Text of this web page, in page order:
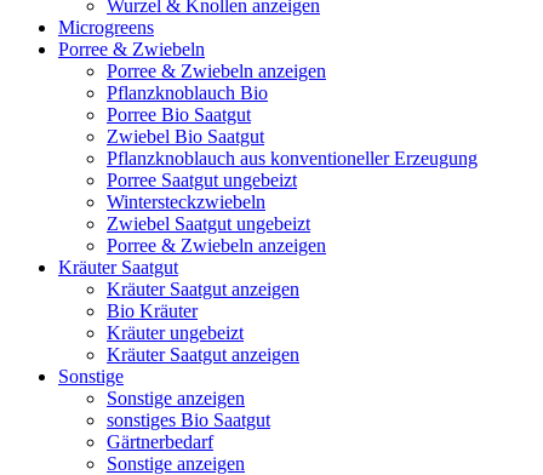
Wurzel & Knollen anzeigen
Microgreens
Porree & Zwiebeln
Porree & Zwiebeln anzeigen
Pflanzknoblauch Bio
Porree Bio Saatgut
Zwiebel Bio Saatgut
Pflanzknoblauch aus konventioneller Erzeugung
Porree Saatgut ungebeizt
Wintersteckzwiebeln
Zwiebel Saatgut ungebeizt
Porree & Zwiebeln anzeigen
Kräuter Saatgut
Kräuter Saatgut anzeigen
Bio Kräuter
Kräuter ungebeizt
Kräuter Saatgut anzeigen
Sonstige
Sonstige anzeigen
sonstiges Bio Saatgut
Gärtnerbedarf
Sonstige anzeigen